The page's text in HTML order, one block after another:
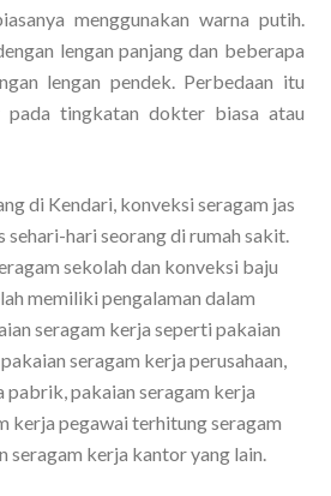
menggunakan warna putih.
lengan panjang dan beberapa
lengan pendek. Perbedaan itu
pada tingkatan dokter biasa atau
di Kendari, konveksi seragam jas
hari seorang di rumah sakit.
sekolah dan konveksi baju
memiliki pengalaman dalam
seragam kerja seperti pakaian
seragam kerja perusahaan,
pabrik, pakaian seragam kerja
kerja pegawai terhitung seragam
seragam kerja kantor yang lain.